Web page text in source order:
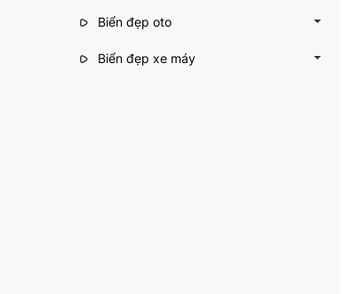
Biển đẹp oto
Biển đẹp xe máy